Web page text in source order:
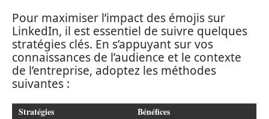
Pour maximiser l’impact des émojis sur
LinkedIn, il est essentiel de suivre quelques
stratégies clés. En s’appuyant sur vos
connaissances de l’audience et le contexte
de l’entreprise, adoptez les méthodes
suivantes :
Stratégies Bénéfices